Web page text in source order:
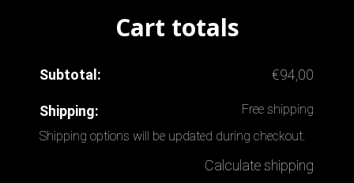
Cart totals
€94,00
Free shipping
Shipping options will be updated during checkout.
Calculate shipping